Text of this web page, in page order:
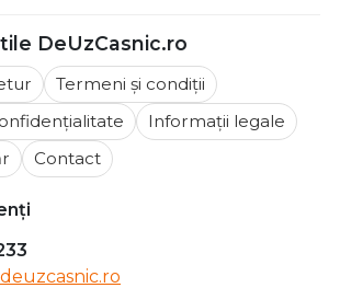
DeUzCasnic.ro
Termeni și condiții
Informații legale
Contact